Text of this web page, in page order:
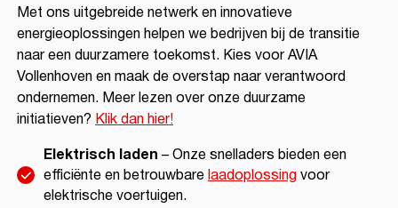
Met ons uitgebreide netwerk en innovatieve
energieoplossingen helpen we bedrijven bij de transitie
naar een duurzamere toekomst. Kies voor AVIA
Vollenhoven en maak de overstap naar verantwoord
ondernemen. Meer lezen over onze duurzame
initiatieven? Klik dan hier!
Elektrisch laden – Onze snelladers bieden een
efficiënte en betrouwbarelaadoplossingvoor
elektrische voertuigen.